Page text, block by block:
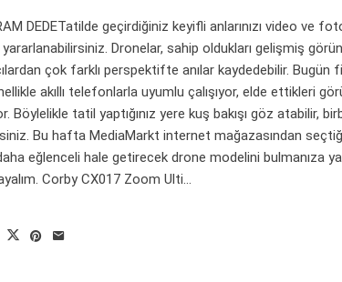
DEDETatilde geçirdiğiniz keyifli anlarınızı video ve
Dronelar, sahip oldukları gelişmiş
çok farklı perspektifte anılar kaydedebilir. Bugün
akıllı telefonlarla uyumlu çalışıyor, elde ettikleri
Böylelikle tatil yaptığınız yere kuş bakışı göz atabilir,
Bu hafta MediaMarkt internet mağazasından
eğlenceli hale getirecek drone modelini bulmanıza
Corby CX017 Zoom Ulti...